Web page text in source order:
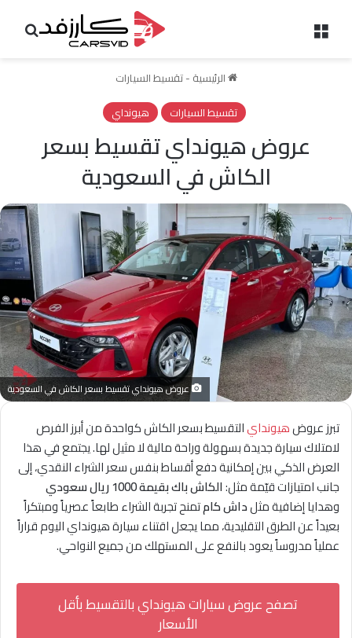
الرئيسية -تقسيط السيارات
تقسيط السيارات
هيونداي
عروض هيونداي تقسيط بسعر
الكاش في السعودية
عروض هيونداي تقسيط بسعر الكاش في السعودية
تبرز عروضهيوندايالتقسيط بسعر الكاش كواحدة من أبرز الفرص
لامتلاك سيارة جديدة بسهولة وراحة مالية لا مثيل لها. يجتمع في هذا
العرض الذكي بين إمكانية دفع أقساط بنفس سعر الشراء النقدي، إلى
جانب امتيازات قيّمة مثل:الكاش باك بقيمة 1000 ريال سعودي
وهدايا إضافية مثلداش كامتمنح تجربة الشراء طابعاً عصرياً ومبتكراً
بعيداً عن الطرق التقليدية، مما يجعل اقتناء سيارة هيونداي اليوم قراراً
عملياً مدروساً يعود بالنفع على المستهلك من جميع النواحي.
تصفح عروض سيارات هيونداي بالتقسيط بأقل
الأسعار